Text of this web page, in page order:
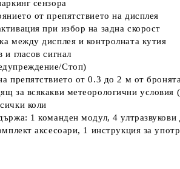
сензора
от препятствието на дисплея
при избор на задна скорост
между дисплея и контролната кутия
и гласов сигнал
Стоп)
препятствието от 0.3 до 2 м от бронята
за всякакви метеорологични условия
коли
1 команден модул, 4
аксесоари, 1 инструкция за